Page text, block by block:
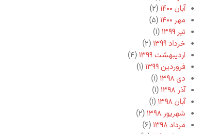
آبان ۱۴۰۰
(۲)
مهر ۱۴۰۰
(۵)
تیر ۱۳۹۹
(۱)
خرداد ۱۳۹۹
(۲)
اردیبهشت ۱۳۹۹
(۴)
فروردین ۱۳۹۹
(۱)
دی ۱۳۹۸
(۱)
آذر ۱۳۹۸
(۱)
آبان ۱۳۹۸
(۱)
شهریور ۱۳۹۸
(۲)
مرداد ۱۳۹۸
(۶)